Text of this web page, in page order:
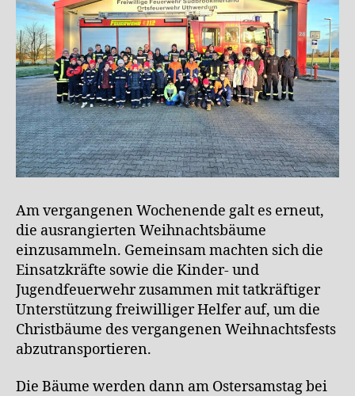
Am vergangenen Wochenende galt es erneut,
die ausrangierten Weihnachtsbäume
einzusammeln. Gemeinsam machten sich die
Einsatzkräfte sowie die Kinder- und
Jugendfeuerwehr zusammen mit tatkräftiger
Unterstützung freiwilliger Helfer auf, um die
Christbäume des vergangenen Weihnachtsfests
abzutransportieren.
Die Bäume werden dann am Ostersamstag bei